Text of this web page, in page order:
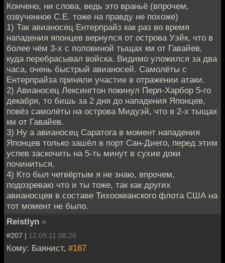
Кончено, ни слова, ведь это враньё (впрочем,
озвученное С.Е. тоже на правду не похоже)
1) Так авианосец Ентерпрайз как раз во время
нападения японцев вернулся от острова Уэйк, что в
более чём 3-х с половиной тыщах км от Гавайев,
куда перебрасывал войска. Видимо уложился за два
часа, очень быстрый авианосей. Самолёты с
Ентерпрайза приняли участие в отражении атаки.
2) Авианосец Лексингтон покинул Перл-Харбор 5-го
декабря, то бишь за 2 дня до нападения Японцев,
повёз самолёты на острова Мидуэй, что в 2-х тыщах
км от Гавайев.
3) Ну а авианосец Саратога в момент нападения
Японцев только зашёл в порт Сан-Диего, перед этим
успев заскочить на 5-ть минут в сухие доки
починиться.
4) Кто был четвёртым я не знаю, впрочем,
подозреваю что и ты тоже, так как других
авианосцев в составе Тихоокеанского флота США на
тот момент не было.
Reistlyn »
#207 | 12.09.11 08:26
Кому: Баянист, #167